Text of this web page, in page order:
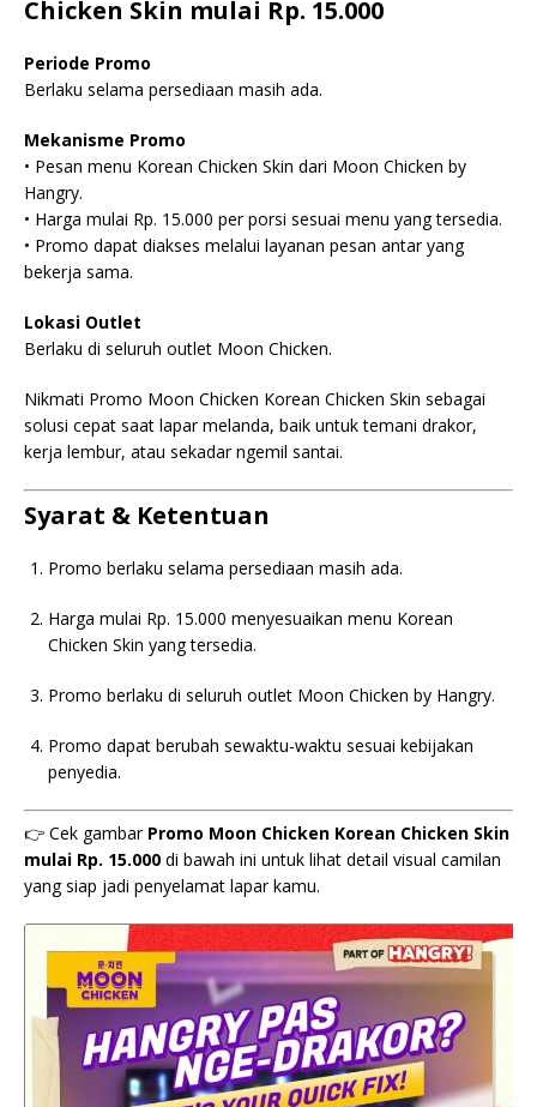
Chicken Skin mulai Rp. 15.000
Periode Promo
Berlaku selama persediaan masih ada.
Mekanisme Promo
• Pesan menu Korean Chicken Skin dari Moon Chicken by
Hangry.
• Harga mulai Rp. 15.000 per porsi sesuai menu yang tersedia.
• Promo dapat diakses melalui layanan pesan antar yang
bekerja sama.
Lokasi Outlet
Berlaku di seluruh outlet Moon Chicken.
Nikmati Promo Moon Chicken Korean Chicken Skin sebagai
solusi cepat saat lapar melanda, baik untuk temani drakor,
kerja lembur, atau sekadar ngemil santai.
Syarat & Ketentuan
Promo berlaku selama persediaan masih ada.
Harga mulai Rp. 15.000 menyesuaikan menu Korean
Chicken Skin yang tersedia.
Promo berlaku di seluruh outlet Moon Chicken by Hangry.
Promo dapat berubah sewaktu-waktu sesuai kebijakan
penyedia.
👉 Cek gambar Promo Moon Chicken Korean Chicken Skin
mulai Rp. 15.000 di bawah ini untuk lihat detail visual camilan
yang siap jadi penyelamat lapar kamu.